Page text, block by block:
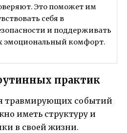
Это поможет им
себя в
и поддерживать
эмоциональный комфорт.
практик
травмирующих событий
иметь структуру и
в своей жизни.